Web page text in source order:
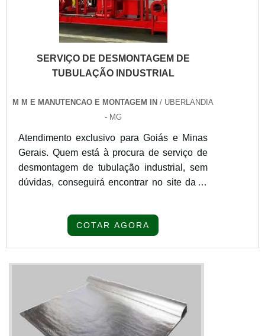
SERVIÇO DE DESMONTAGEM DE
TUBULAÇÃO INDUSTRIAL
M M E MANUTENCAO E MONTAGEM IN / UBERLANDIA
- MG
Atendimento exclusivo para Goiás e Minas
Gerais. Quem está à procura de serviço de
desmontagem de tubulação industrial, sem
dúvidas, conseguirá encontrar no site da M
achando a melhor referência em
Manutenção e Montagem o cliente receberá
assertividade com comprometimento com o
resultado dos clientes.MAIS SOBRE
SERVIÇO DE DESMONTAGEM DE
COTAR AGORA